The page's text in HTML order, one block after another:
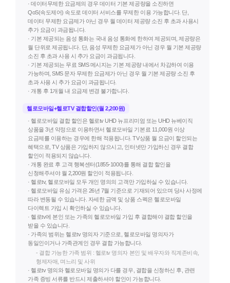
· 데이터무제한 요금제의 경우 데이터 기본 제공량을 소진하면
QoS(속도제어) 속도로 데이터 서비스를 무제한 이용 가능합니다. 단,
데이터 무제한 요금제가 아닌 경우 월 데이터 제공량 소진 후 초과 사용시
추가 요금이 과금됩니다.
· 기본 제공되는 음성 통화는 국내 음성 통화에 한하여 제공되며, 제공량은
월 단위로 제공됩니다. 단, 음성 무제한 요금제가 아닌 경우 월 기본 제공량
소진 후 초과 사용 시 추가 요금이 과금됩니다.
· 기본 제공되는 무료 SMS 메시지는 기본 제공량 내에서 차감하여 이용
가능하며, SMS 문자 무제한 요금제가 아닌 경우 월 기본 제공량 소진 후
초과 사용 시 추가 요금이 과금됩니다.
· 개통 후 1개월 내 요금제 변경 불가합니다.
헬로모바일+헬로TV 결합할인(월 2,200원)
· 헬로모바일 결합 할인은 헬로tv UHD 뉴프리미엄 또는 UHD 뉴베이직
상품을 3년 약정으로 이용하면서 헬로모바일 기본료 11,000원 이상
요금제를 이용하는 경우에 한해 적용됩니다. TV상품 월 요금이 할인되는
혜택으로, TV 상품은 가입하지 않으시고, 인터넷만 가입하신 경우 결합
할인이 적용되지 않습니다.
· 개통 완료 후 고객 행복센터(1855-1000)를 통해 결합 할인을
신청해주셔야 월 2,200원 할인이 적용됩니다.
· 헬로tv, 헬로모바일 모두 개인 명의의 고객만 가입하실 수 있습니다.
· 헬로모바일 유심 가격은 26년 7월 기준으로 기재되어 있으며 당사 사정에
따라 변동될 수 있습니다. 자세한 금액 및 상품 스펙은 헬로모바일
다이렉트 가입 시 확인하실 수 있습니다.
· 헬로tv에 본인 또는 가족의 헬로모바일 가입 후 결합해야 결합 할인을
받을 수 있습니다.
· 가족의 범위는 헬로tv 명의자 기준으로, 헬로모바일 명의자가
동일인이거나 가족관계인 경우 결합 가능합니다.
- 결합 가능한 가족 범위 : 헬로tv 명의자 본인 및 배우자와 직계존비속,
형제자매, 며느리 및 사위
· 헬로tv 명의와 헬로모바일 명의가 다를 경우, 결합을 신청하신 후, 관련
가족 증빙 서류를 반드시 제출하셔야 할인이 가능합니다.